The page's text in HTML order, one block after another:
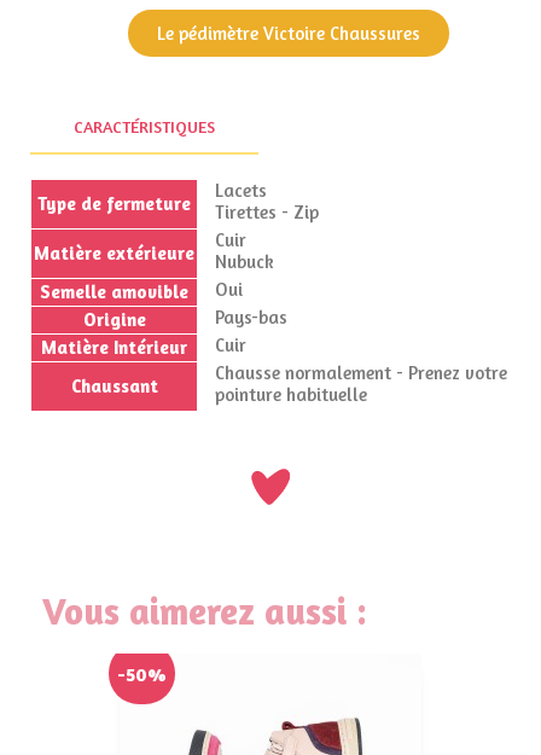
Le pédimètre Victoire Chaussures
CARACTÉRISTIQUES
Type de fermeture
Lacets
Tirettes - Zip
Matière extérieure
Cuir
Nubuck
Semelle amovible
Oui
Origine
Pays-bas
Matière Intérieur
Cuir
Chaussant
Chausse normalement - Prenez votre
pointure habituelle
Vous aimerez aussi :
-50%